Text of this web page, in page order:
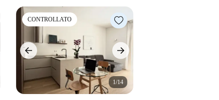
CONTROLLATO
1/14